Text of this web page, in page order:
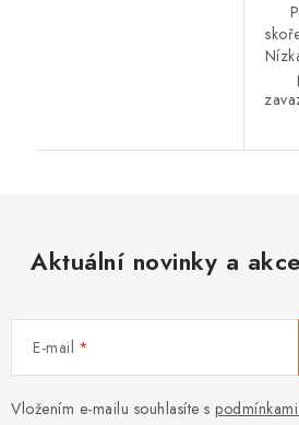
Aktuální novinky a
E-mail
Vložením e-mailu souhlasíte s